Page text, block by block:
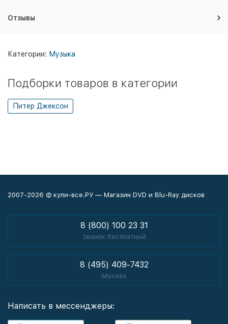
Отзывы
Категории: Музыка
Подборки товаров в категории
Питер Джексон
2007-2026 © купи-все.РУ — Магазин DVD и Blu-Ray дисков
8 (800) 100 23 31
Звонок бесплатный
8 (495) 409-7432
Москва
Написать в мессенджеры: